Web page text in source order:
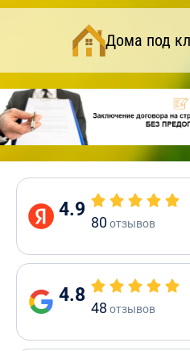
Дома под
4.9
80отзывов
4.8
48 отзывов